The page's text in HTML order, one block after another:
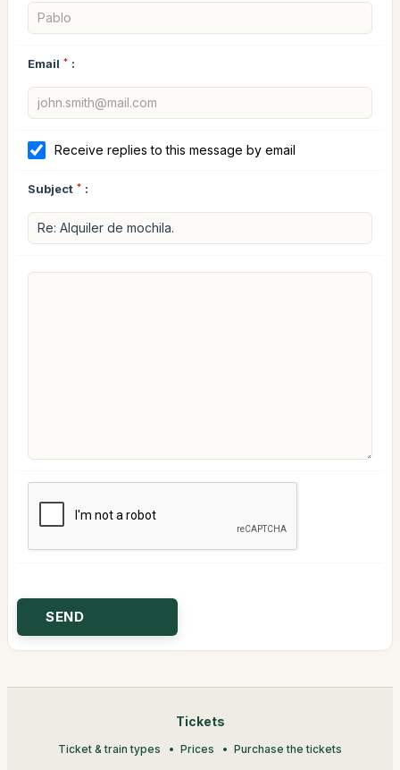
Email * :
Receive replies to this message by email
Subject * :
Tickets
Ticket & train types Prices Purchase the tickets